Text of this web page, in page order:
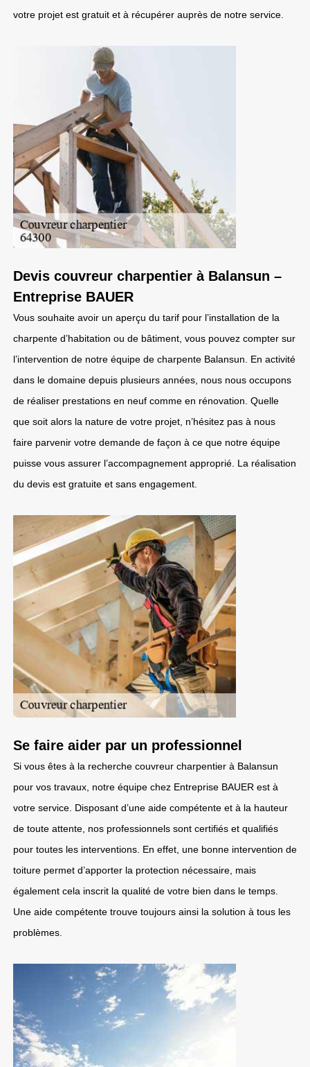
votre projet est gratuit et à récupérer auprès de notre service.
Devis couvreur charpentier à Balansun –
Entreprise BAUER
Vous souhaite avoir un aperçu du tarif pour l’installation de la
charpente d’habitation ou de bâtiment, vous pouvez compter sur
l’intervention de notre équipe de charpente Balansun. En activité
dans le domaine depuis plusieurs années, nous nous occupons
de réaliser prestations en neuf comme en rénovation. Quelle
que soit alors la nature de votre projet, n’hésitez pas à nous
faire parvenir votre demande de façon à ce que notre équipe
puisse vous assurer l’accompagnement approprié. La réalisation
du devis est gratuite et sans engagement.
Se faire aider par un professionnel
Si vous êtes à la recherche couvreur charpentier à Balansun
pour vos travaux, notre équipe chez Entreprise BAUER est à
votre service. Disposant d’une aide compétente et à la hauteur
de toute attente, nos professionnels sont certifiés et qualifiés
pour toutes les interventions. En effet, une bonne intervention de
toiture permet d’apporter la protection nécessaire, mais
également cela inscrit la qualité de votre bien dans le temps.
Une aide compétente trouve toujours ainsi la solution à tous les
problèmes.